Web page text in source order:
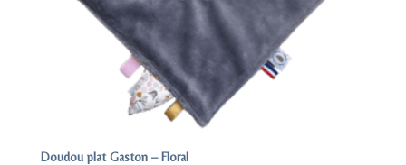
Doudou plat Gaston – Floral